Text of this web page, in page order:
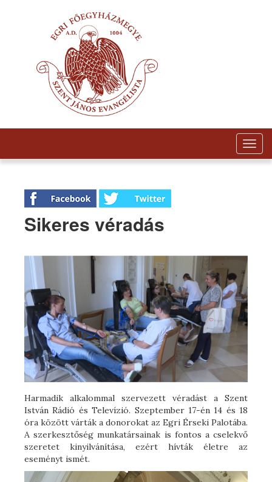
Sikeres véradás
Harmadik alkalommal szervezett véradást a Szent
István Rádió és Televízió. Szeptember 17-én 14 és 18
óra között várták a donorokat az Egri Érseki Palotába.
A szerkesztőség munkatársainak is fontos a cselekvő
szeretet kinyilvánítása, ezért hívták életre az
eseményt ismét.